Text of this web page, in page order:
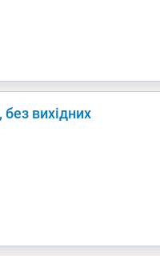
вихідних